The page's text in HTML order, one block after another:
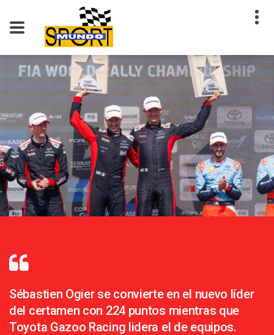
Sébastien Ogier se convierte en el nuevo líder
del certamen con 224 puntos mientras que
Toyota Gazoo Racing lidera el de equipos.